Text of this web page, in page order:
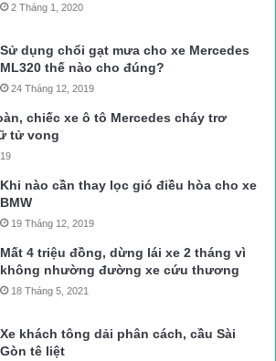
2 Tháng 1, 2020
Sử dụng chổi gạt mưa cho xe Mercedes
ML320 thế nào cho đúng?
24 Tháng 12, 2019
chiếc xe ô tô Mercedes cháy trơ
tử vong
Khi nào cần thay lọc gió điều hòa cho xe
BMW
19 Tháng 12, 2019
Mất 4 triệu đồng, dừng lái xe 2 tháng vì
không nhường đường xe cứu thương
18 Tháng 5, 2021
Xe khách tông dải phân cách, cầu Sài
Gòn tê liệt